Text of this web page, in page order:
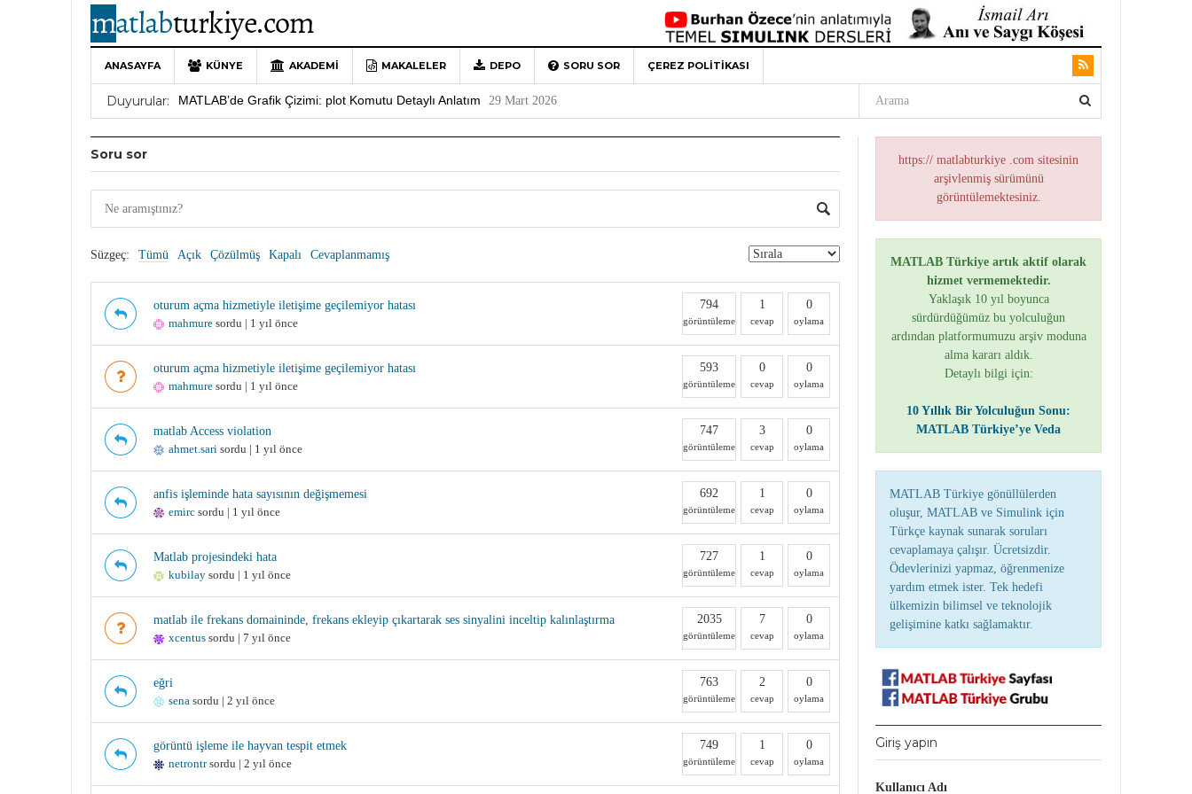
ANASAYFA KÜNYE AKADEMI MAKALELER DEPO SORU SOR ÇEREZ POLITIKASI
Duyurular:
10 Yıllık Bir Yolculuğun Sonu: MATLAB Türkiye’ye Veda 4 Mayıs 2026
MATLAB’de Grafik Çizimi: plot Komutu Detaylı Anlatım 29 Mart 2026
MATLAB Nasıl Öğrenilir? 27 Mayıs 2020
Soru sor
Süzgeç: Tümü Açık Çözülmüş Kapalı Cevaplanmamış
oturum açma hizmetiyle iletişime geçilemiyor hatası
mahmure sordu | 1 yıl önce
794
görüntüleme
1
cevap
0
oylama
oturum açma hizmetiyle iletişime geçilemiyor hatası
mahmure sordu | 1 yıl önce
593
görüntüleme
0
cevap
0
oylama
matlab Access violation
ahmet.sari sordu | 1 yıl önce
747
görüntüleme
3
cevap
0
oylama
anfis işleminde hata sayısının değişmemesi
emirc sordu | 1 yıl önce
692
görüntüleme
1
cevap
0
oylama
Matlab projesindeki hata
kubilay sordu | 1 yıl önce
727
görüntüleme
1
cevap
0
oylama
matlab ile frekans domaininde, frekans ekleyip çıkartarak ses sinyalini inceltip kalınlaştırma
xcentus sordu | 7 yıl önce
2035
görüntüleme
7
cevap
0
oylama
eğri
sena sordu | 2 yıl önce
763
görüntüleme
2
cevap
0
oylama
görüntü işleme ile hayvan tespit etmek
netrontrsordu | 2 yıl önce
749
görüntüleme
1
cevap
0
oylama
https:// matlabturkiye .com sitesinin
arşivlenmiş sürümünü
görüntülemektesiniz.
MATLAB Türkiye artık aktif olarak
hizmet vermemektedir.
Yaklaşık 10 yıl boyunca
sürdürdüğümüz bu yolculuğun
ardından platformumuzu arşiv moduna
alma kararı aldık.
Detaylı bilgi için:
10 Yıllık Bir Yolculuğun Sonu:
MATLAB Türkiye’ye Veda
MATLAB Türkiye gönüllülerden
oluşur, MATLAB ve Simulink için
Türkçe kaynak sunarak soruları
cevaplamaya çalışır. Ücretsizdir.
Ödevlerinizi yapmaz, öğrenmenize
yardım etmek ister. Tek hedefi
ülkemizin bilimsel ve teknolojik
gelişimine katkı sağlamaktır.
Giriş yapın
Kullanıcı Adı